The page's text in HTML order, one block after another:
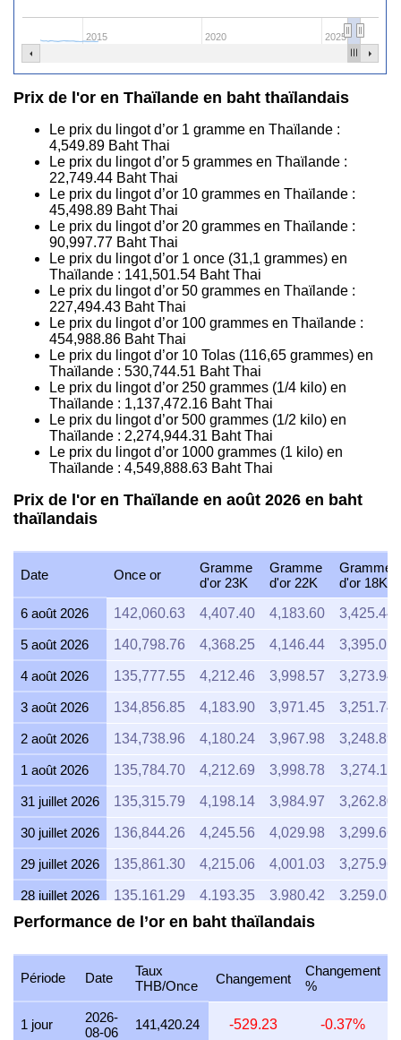
2015 2020 2025
Prix de l'or en Thaïlande en baht thaïlandais
Le prix du lingot d’or 1 gramme en Thaïlande :
4,549.89 Baht Thai
Le prix du lingot d’or 5 grammes en Thaïlande :
22,749.44 Baht Thai
Le prix du lingot d’or 10 grammes en Thaïlande :
45,498.89 Baht Thai
Le prix du lingot d’or 20 grammes en Thaïlande :
90,997.77 Baht Thai
Le prix du lingot d’or 1 once (31,1 grammes) en
Thaïlande : 141,501.54 Baht Thai
Le prix du lingot d’or 50 grammes en Thaïlande :
227,494.43 Baht Thai
Le prix du lingot d’or 100 grammes en Thaïlande :
454,988.86 Baht Thai
Le prix du lingot d’or 10 Tolas (116,65 grammes) en
Thaïlande : 530,744.51 Baht Thai
Le prix du lingot d’or 250 grammes (1/4 kilo) en
Thaïlande : 1,137,472.16 Baht Thai
Le prix du lingot d’or 500 grammes (1/2 kilo) en
Thaïlande : 2,274,944.31 Baht Thai
Le prix du lingot d’or 1000 grammes (1 kilo) en
Thaïlande : 4,549,888.63 Baht Thai
Prix de l'or en Thaïlande en août 2026 en baht
thaïlandais
Date Once or
Gramme
d'or 23K
Gramme
d'or 22K
Gramme
d'or 18K
6 août 2026
142,060.63 4,407.40 4,183.60 3,425.44
5 août 2026 140,798.76 4,368.25 4,146.44 3,395.01
4 août 2026 135,777.55 4,212.46 3,998.57 3,273.94
3 août 2026 134,856.85 4,183.90 3,971.45 3,251.74
2 août 2026 134,738.96 4,180.24 3,967.98 3,248.89
1 août 2026 135,784.70 4,212.69 3,998.78 3,274.11
31 juillet 2026 135,315.79 4,198.14 3,984.97 3,262.80
30 juillet 2026 136,844.26 4,245.56 4,029.98 3,299.66
29 juillet 2026 135,861.30 4,215.06 4,001.03 3,275.96
28 juillet 2026 135,161.29 4,193.35 3,980.42 3,259.08
27 juillet 2026 137,248.97 4,258.11 4,041.90
26 juillet 2026 136,494.47 4,234.71 4,019.68 3,291.22
136,515.82 4,235.37 4,020.31
24 juillet 2026 136,910.57 4,247.62 4,031.93 3,301.26
Performance de l’or en baht thaïlandais
Période Date
Taux
THB/Once
Changement
Changement
%
1 jour
2026-
08-06
141,420.24 -529.23 -0.37%